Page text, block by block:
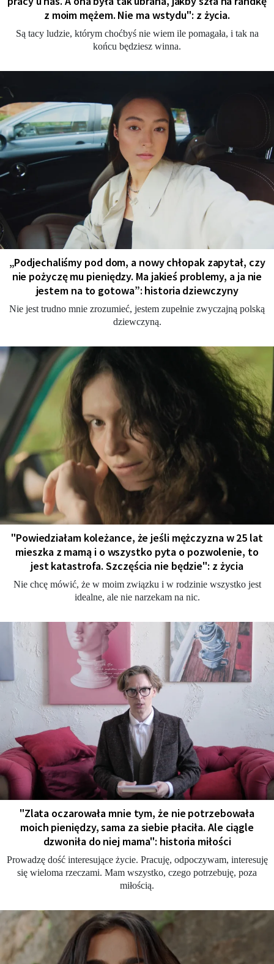
z moim mężem. Nie ma wstydu": z życia.
Są tacy ludzie, którym choćbyś nie wiem ile pomagała, i tak na
końcu będziesz winna.
„Podjechaliśmy pod dom, a nowy chłopak zapytał, czy
nie pożyczę mu pieniędzy. Ma jakieś problemy, a ja nie
jestem na to gotowa”: historia dziewczyny
Nie jest trudno mnie zrozumieć, jestem zupełnie zwyczajną polską
dziewczyną.
"Powiedziałam koleżance, że jeśli mężczyzna w 25 lat
mieszka z mamą i o wszystko pyta o pozwolenie, to
jest katastrofa. Szczęścia nie będzie": z życia
Nie chcę mówić, że w moim związku i w rodzinie wszystko jest
idealne, ale nie narzekam na nic.
"Zlata oczarowała mnie tym, że nie potrzebowała
moich pieniędzy, sama za siebie płaciła. Ale ciągle
dzwoniła do niej mama": historia miłości
Prowadzę dość interesujące życie. Pracuję, odpoczywam, interesuję
się wieloma rzeczami. Mam wszystko, czego potrzebuję, poza
miłością.